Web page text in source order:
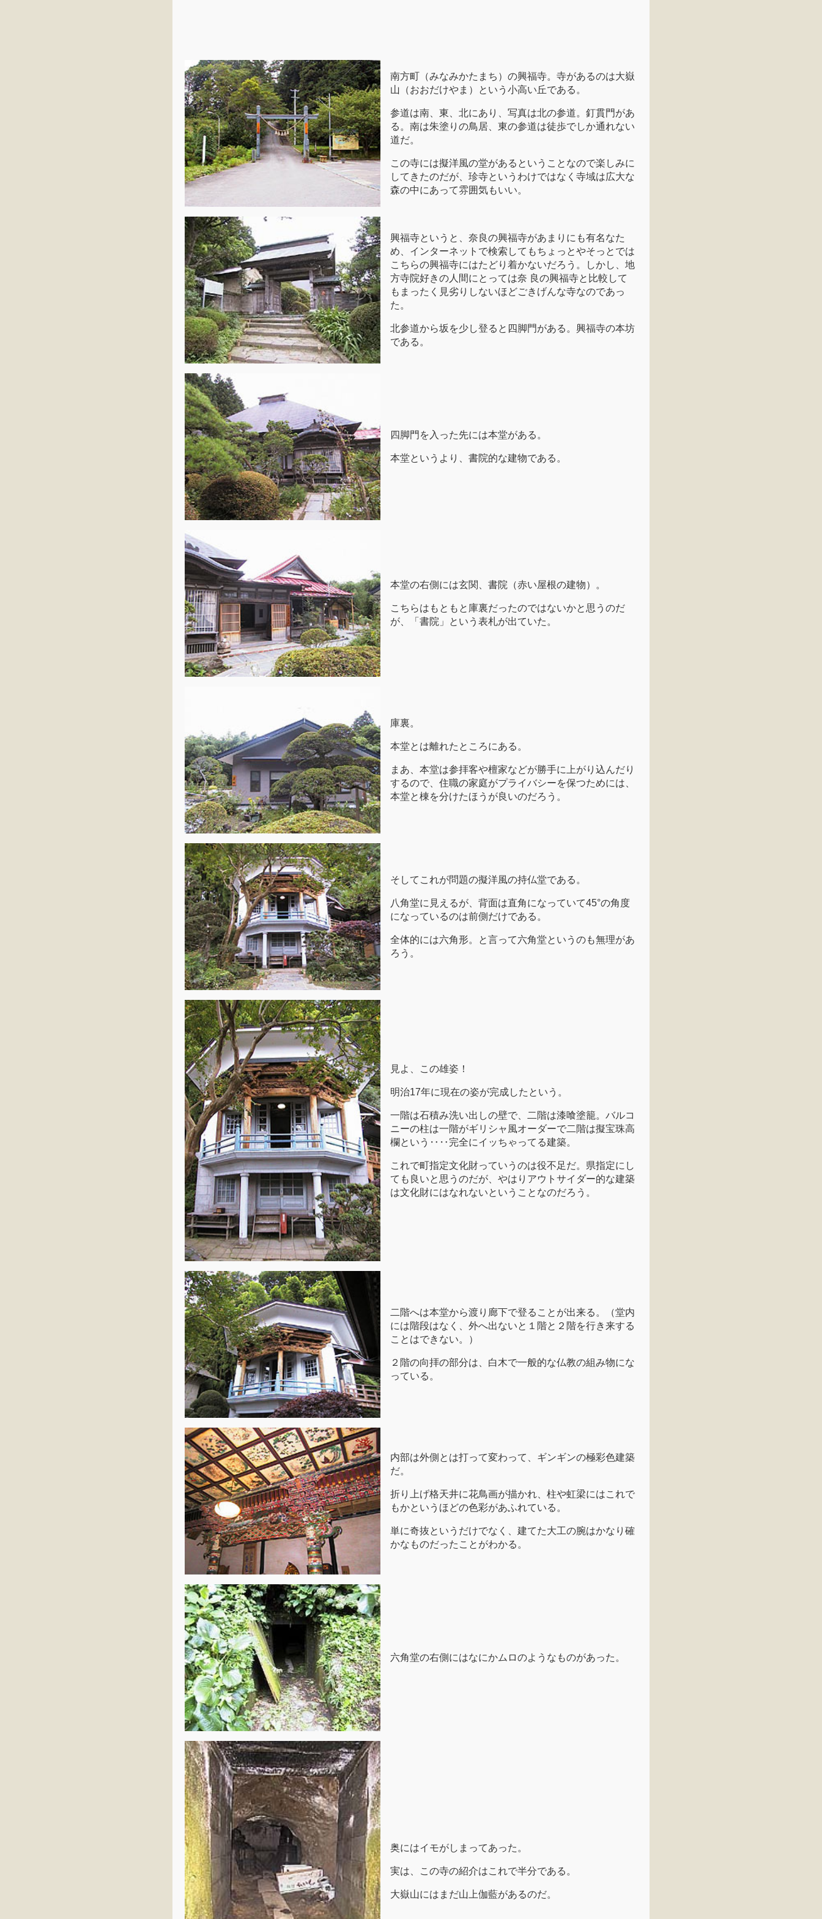
南方町（みなみかたまち）の興福寺。寺があるのは大嶽
山（おおだけやま）という小高い丘である。
参道は南、東、北にあり、写真は北の参道。釘貫門があ
る。南は朱塗りの鳥居、東の参道は徒歩でしか通れない
道だ。
この寺には擬洋風の堂があるということなので楽しみに
してきたのだが、珍寺というわけではなく寺域は広大な
森の中にあって雰囲気もいい。
興福寺というと、奈良の興福寺があまりにも有名なた
め、インターネットで検索してもちょっとやそっとでは
こちらの興福寺にはたどり着かないだろう。しかし、地
方寺院好きの人間にとっては奈 良の興福寺と比較して
もまったく見劣りしないほどごきげんな寺なのであっ
た。
北参道から坂を少し登ると四脚門がある。興福寺の本坊
である。
四脚門を入った先には本堂がある。
本堂というより、書院的な建物である。
本堂の右側には玄関、書院（赤い屋根の建物）。
こちらはもともと庫裏だったのではないかと思うのだ
が、「書院」という表札が出ていた。
庫裏。
本堂とは離れたところにある。
まあ、本堂は参拝客や檀家などが勝手に上がり込んだり
するので、住職の家庭がプライバシーを保つためには、
本堂と棟を分けたほうが良いのだろう。
そしてこれが問題の擬洋風の持仏堂である。
八角堂に見えるが、背面は直角になっていて45°の角度
になっているのは前側だけである。
全体的には六角形。と言って六角堂というのも無理があ
ろう。
見よ、この雄姿！
明治17年に現在の姿が完成したという。
一階は石積み洗い出しの壁で、二階は漆喰塗籠。バルコ
ニーの柱は一階がギリシャ風オーダーで二階は擬宝珠高
欄という‥‥完全にイッちゃってる建築。
これで町指定文化財っていうのは役不足だ。県指定にし
ても良いと思うのだが、やはりアウトサイダー的な建築
は文化財にはなれないということなのだろう。
二階へは本堂から渡り廊下で登ることが出来る。（堂内
には階段はなく、外へ出ないと１階と２階を行き来する
ことはできない。）
２階の向拝の部分は、白木で一般的な仏教の組み物にな
っている。
内部は外側とは打って変わって、ギンギンの極彩色建築
だ。
折り上げ格天井に花鳥画が描かれ、柱や虹梁にはこれで
もかというほどの色彩があふれている。
単に奇抜というだけでなく、建てた大工の腕はかなり確
かなものだったことがわかる。
六角堂の右側にはなにかムロのようなものがあった。
奥にはイモがしまってあった。
実は、この寺の紹介はこれで半分である。
大嶽山にはまだ山上伽藍があるのだ。